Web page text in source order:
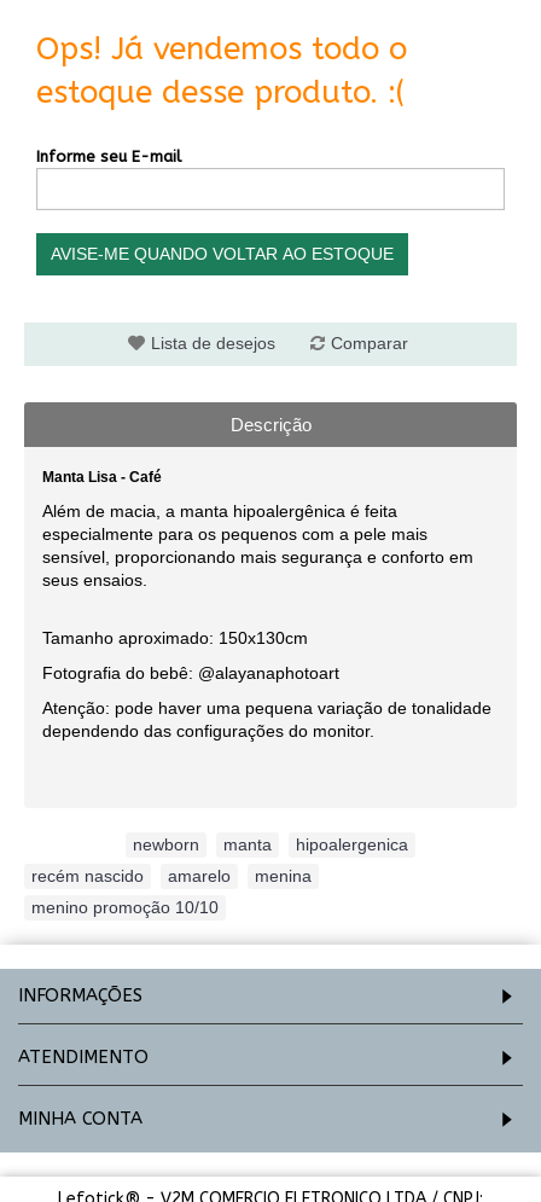
Ops! Já vendemos todo o
estoque desse produto. :(
Informe seu E-mail
AVISE-ME QUANDO VOLTAR AO ESTOQUE
Lista de desejos Comparar
Descrição
Manta Lisa - Café
Além de macia, a manta hipoalergênica é feita
especialmente para os pequenos com a pele mais
sensível, proporcionando mais segurança e conforto em
seus ensaios.
Tamanho aproximado: 150x130cm
Fotografia do bebê: @alayanaphotoart
Atenção: pode haver uma pequena variação de tonalidade
dependendo das configurações do monitor.
newborn manta hipoalergenica
recém nascido
amarelo menina
menino promoção 10/10
INFORMAÇÕES
ATENDIMENTO
MINHA CONTA